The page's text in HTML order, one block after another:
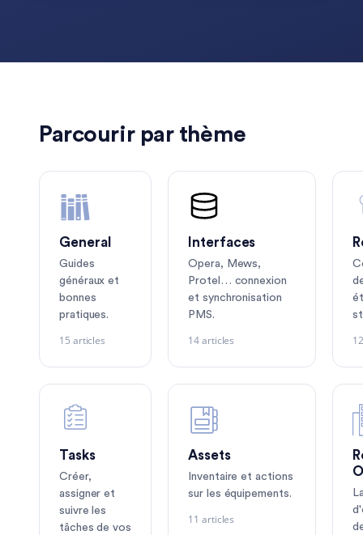
Parcourir par thème
General
Guides
généraux et
bonnes
pratiques.
15 articles
Interfaces
Opera, Mews,
Protel… connexion
et synchronisation
PMS.
14 articles
Tasks
Créer,
assigner et
suivre les
tâches de vos
Assets
Inventaire et actions
sur les équipements.
11 articles